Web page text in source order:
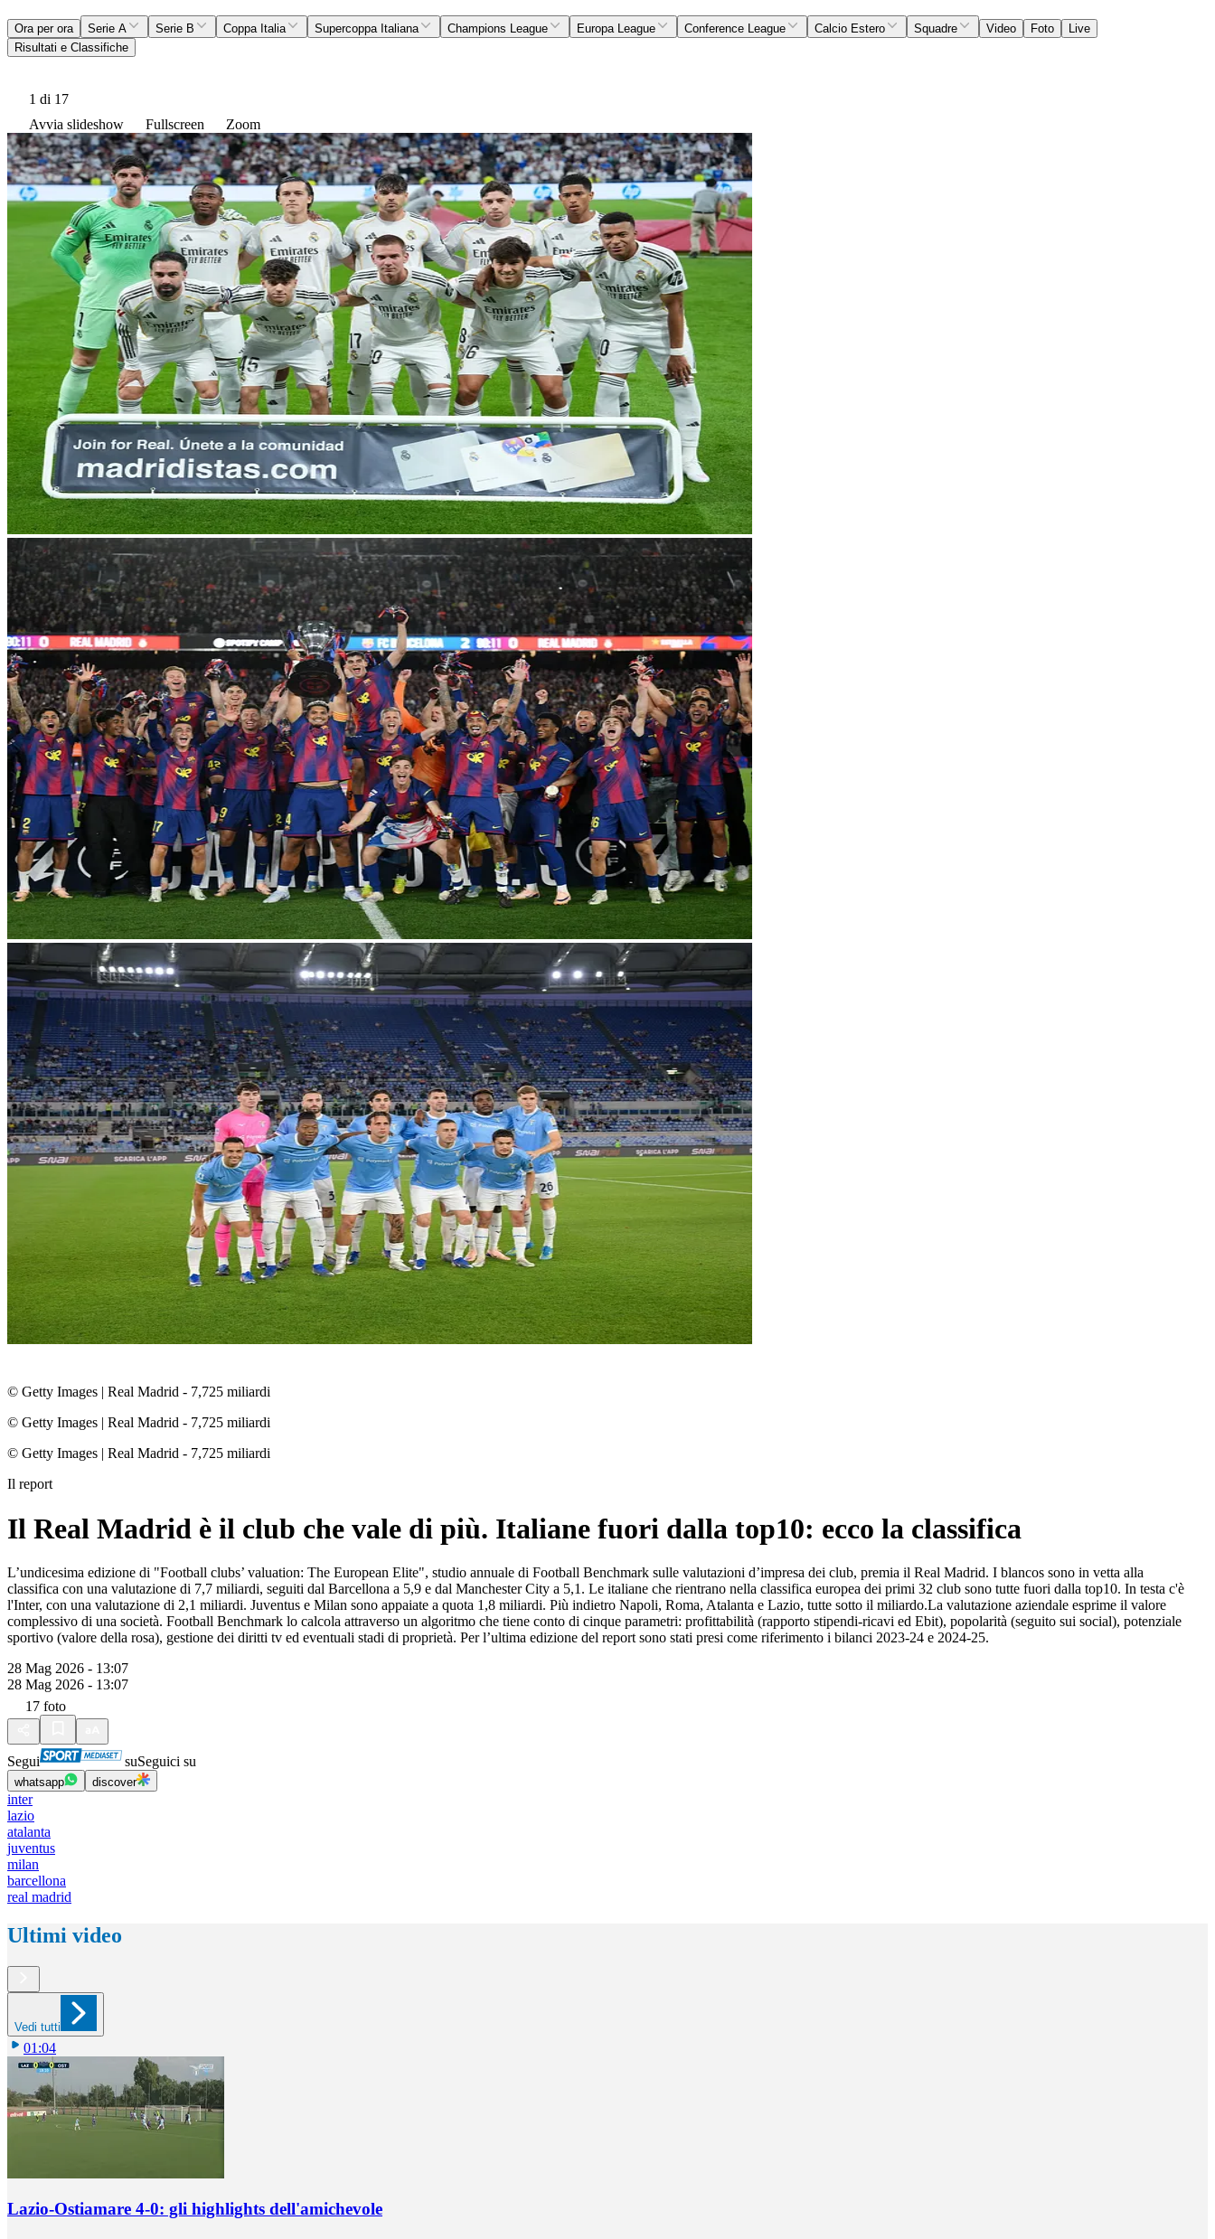
Ora per ora Serie A Serie B Coppa Italia Supercoppa Italiana Champions League Europa League Conference League Calcio Estero Squadre Video Foto
Live
Risultati e Classifiche
1 di 17
Avvia slideshow
Fullscreen Zoom
© Getty Images | Real Madrid - 7,725 miliardi
© Getty Images | Real Madrid - 7,725 miliardi
© Getty Images | Real Madrid - 7,725 miliardi
Il report
Il Real Madrid è il club che vale di più. Italiane fuori dalla top10: ecco la classifica
L’undicesima edizione di "Football clubs’ valuation: The European Elite", studio annuale di Football Benchmark sulle valutazioni d’impresa dei club, premia il Real Madrid. I blancos sono in vetta alla
classifica con una valutazione di 7,7 miliardi, seguiti dal Barcellona a 5,9 e dal Manchester City a 5,1. Le italiane che rientrano nella classifica europea dei primi 32 club sono tutte fuori dalla top10. In testa c'è
l'Inter, con una valutazione di 2,1 miliardi. Juventus e Milan sono appaiate a quota 1,8 miliardi. Più indietro Napoli, Roma, Atalanta e Lazio, tutte sotto il miliardo.La valutazione aziendale esprime il valore
complessivo di una società. Football Benchmark lo calcola attraverso un algoritmo che tiene conto di cinque parametri: profittabilità (rapporto stipendi-ricavi ed Ebit), popolarità (seguito sui social), potenziale
sportivo (valore della rosa), gestione dei diritti tv ed eventuali stadi di proprietà. Per l’ultima edizione del report sono stati presi come riferimento i bilanci 2023-24 e 2024-25.
28 Mag 2026 - 13:07
28 Mag 2026 - 13:07
17 foto
Segui suSeguici su
whatsapp discover
inter
lazio
atalanta
juventus
milan
barcellona
real madrid
Ultimi video
Vedi tutti
01:04
Lazio-Ostiamare 4-0: gli highlights dell'amichevole